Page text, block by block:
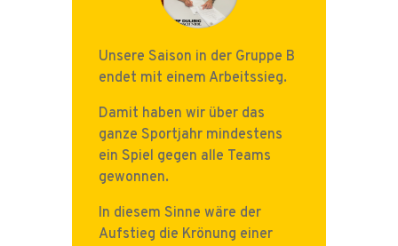
Unsere Saison in der Gruppe B
endet mit einem Arbeitssieg.
Damit haben wir über das
ganze Sportjahr mindestens
ein Spiel gegen alle Teams
gewonnen.
In diesem Sinne wäre der
Aufstieg die Krönung einer